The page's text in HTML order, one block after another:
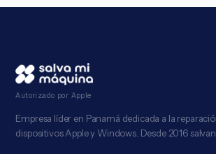
Autorizado por Apple
Empresa líder en Panamá dedicada a la
dispositivos Apple y Windows. Desde 2016